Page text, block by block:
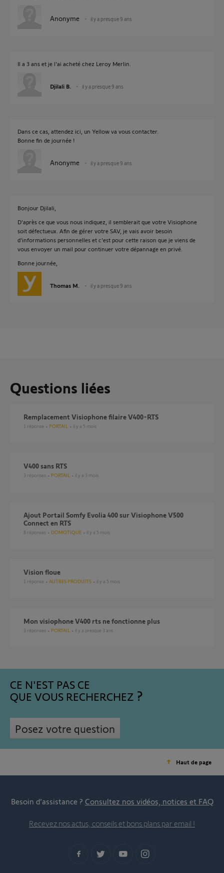
Anonyme il y a presque 9 ans
Il a 3 ans et je l'ai acheté chez Leroy Merlin.
Djilali B. il y a presque 9 ans
Dans ce cas, attendez ici, un Yellow va vous contacter.
Bonne fin de journée !
Anonyme il y a presque 9 ans
Bonjour Djilali,
D'après ce que vous nous indiquez, il semblerait que votre Visiophone
soit défectueux. Afin de gérer votre SAV, je vais avoir besoin
d'informations personnelles et c'est pour cette raison que je viens de
vous envoyer un mail pour continuer votre dépannage en privé.
Bonne journée,
Thomas M. il y a presque 9 ans
Questions liées
Remplacement Visiophone filaire V400-RTS
1 réponse PORTAIL il y a 5 mois
V400 sans RTS
3 réponses PORTAIL il y a 3 mois
Ajout Portail Somfy Evolia 400 sur Visiophone V500
Connect en RTS
8 réponses DOMOTIQUE il y a 5 mois
Vision floue
1 réponse AUTRES PRODUITS il y a 5 mois
mon visiophone V400 rts ne fonctionne plus
3 réponses PORTAIL il y a presque 3 ans
CE N'EST PAS CE
QUE VOUS RECHERCHEZ
Posez votre question
Haut de page
Besoin d’assistance ? Consultez nos vidéos, notices et FAQ
Recevez nos actus, conseils et bons plans par email !